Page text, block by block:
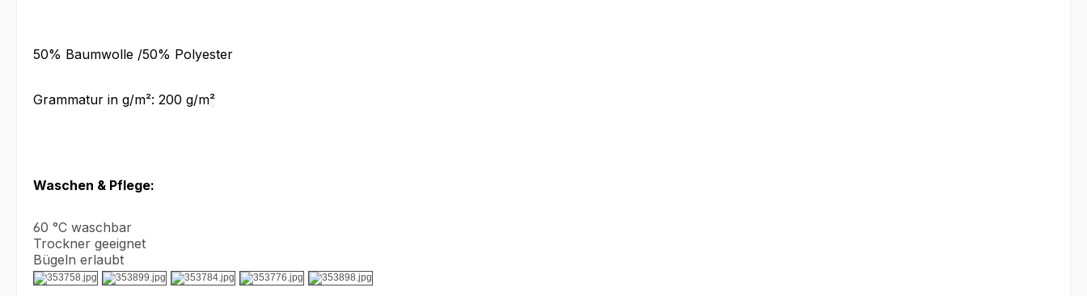
50% Baumwolle /50% Polyester
Grammatur in g/m²: 200 g/m²
Waschen & Pflege:
60 °C waschbar
Trockner geeignet
Bügeln erlaubt